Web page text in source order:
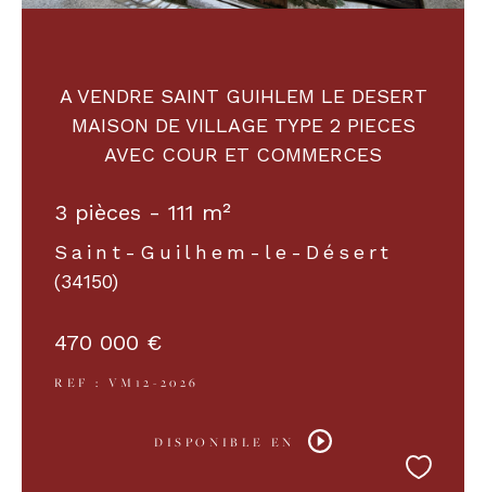
A VENDRE SAINT GUIHLEM LE DESERT
MAISON DE VILLAGE TYPE 2 PIECES
AVEC COUR ET COMMERCES
3 pièces - 111 m²
Saint-Guilhem-le-Désert
(34150)
470 000 €
REF : VM12-2026
DISPONIBLE EN
AFFINER LES CRITÈRES
FILTRER PAR
COUPS DE COEUR